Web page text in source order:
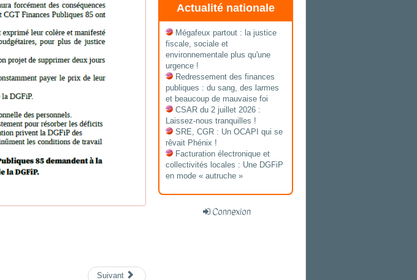
Suivant
Actualité nationale
Mégafeux partout : la justice
fiscale, sociale et
environnementale plus qu'une
urgence !
Redressement des finances
publiques : du sang, des larmes
et beaucoup de mauvaise foi
CSAR du 2 juillet 2026 :
Laissez-nous tranquilles !
SRE, CGR : Un OCAPI qui se
rêvait Phénix !
Facturation électronique et
collectivités locales : Une DGFiP
en mode « autruche »
Connexion